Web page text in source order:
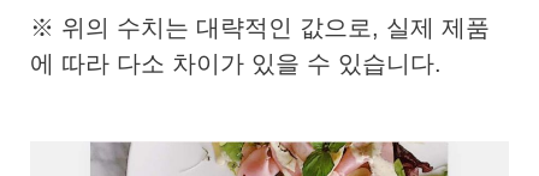
※ 위의 수치는 대략적인 값으로, 실제 제품
에 따라 다소 차이가 있을 수 있습니다.